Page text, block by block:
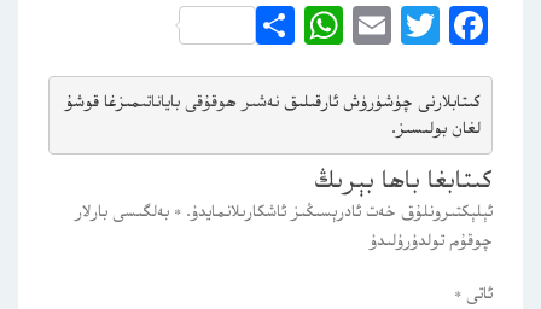
Facebook
Twitter
Email
WhatsApp
Share
كىتابلارنى چۈشۈرۈش ئارقىلىق نەشىر ھوقۇقى باياناتىمىزغا قوشۇ
لغان بولىسىز.
كىتابغا باھا بېرىڭ
ئېلېكتىرونلۇق خەت ئادرېسىڭىز ئاشكارىلانمايدۇ. * بەلگىسى بارلار
چوقۇم تولدۇرۇلىدۇ
ئاتى *